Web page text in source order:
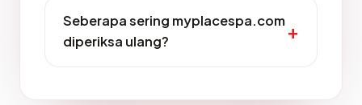
Seberapa sering myplacespa.com
diperiksa ulang?